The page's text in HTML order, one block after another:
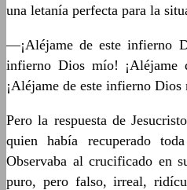
una letanía perfecta para la
—¡Aléjame de este infierno
infierno Dios mío! ¡Aléjame
¡Aléjame de este infierno Dios
Pero la respuesta de
quien había recuperado
Observaba al crucificado en
puro, pero falso, irreal,